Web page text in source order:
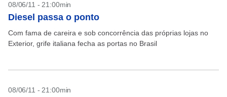
08/06/11 - 21:00min
Diesel passa o ponto
Com fama de careira e sob concorrência das próprias lojas no
Exterior, grife italiana fecha as portas no Brasil
08/06/11 - 21:00min